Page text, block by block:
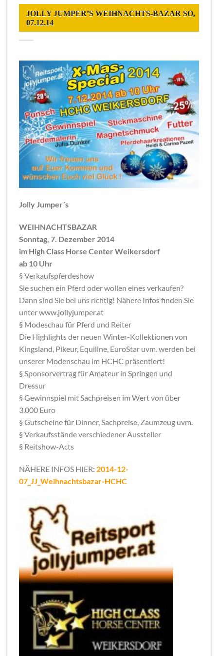
JOLLY JUMPER’S WEIHNACHTS-BAZAR SO,
07.12.14
Jolly Jumper´s
WEIHNACHTSBAZAR
Sonntag, 7. Dezember 2014
im High Class Horse Center Weikersdorf
ab 10 Uhr
§ Verkaufspferdeshow
Sie suchen ein Pferd oder wollen eines verkaufen?
Dann sind Sie bei uns richtig! Nähere Infos finden Sie
unter www.jollyjumper.at
§ Modeschau für Pferd und Reiter
Die Highlights der neuen Winter-Kollektionen von
Kingsland, Pikeur, Equiline, EuroStar uvm. werden bei
unserer Modenschau im HCHC präsentiert!
§ Sponsorvertrag für Amateur in Springen und
Dressur
§ Gewinnspiel mit Sachpreisen im Wert von über
3.000 Euro
§ Gutscheine für Dinner, Sachpreise, Zaumzeug uvm.
§ Verkaufsstände verschiedener Aussteller
§ Reitshow-Acts
NÄHERE INFOS HIER: 2014-12-
07_JJ_Weihnachtsbazar-HCHC